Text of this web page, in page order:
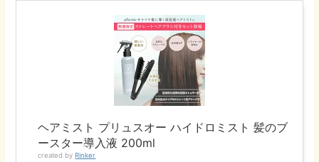
ヘアミスト プリュスオー ハイドロミスト 髪のブ
ースター導入液 200ml
created byRinker